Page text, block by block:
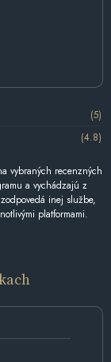
(5)
(4.8)
vybraných recenzných
a vychádzajú z
inej službe,
platformami.